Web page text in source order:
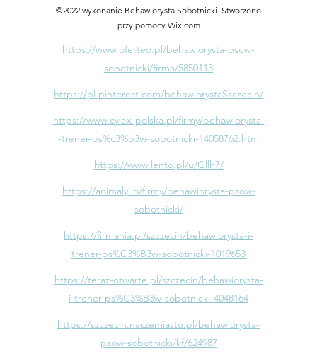
©2022 wykonanie Behawiorysta Sobotnicki. Stworzono
przy pomocy Wix.com
https://www.oferteo.pl/behawiorysta-psow-
sobotnicki/firma/5850113
https://pl.pinterest.com/behawiorystaSzczecin/
https://www.cylex-polska.pl/firmy/behawiorysta-
i-trener-ps%c3%b3w-sobotnicki-14058762.html
https://www.lento.pl/u/Gllh7/
https://animaly.io/firmy/behawiorysta-psow-
sobotnicki/
https://firmania.pl/szczecin/behawiorysta-i-
trener-ps%C3%B3w-sobotnicki-1019653
https://teraz-otwarte.pl/szczecin/behawiorysta-
i-trener-ps%C3%B3w-sobotnicki-4048164
https://szczecin.naszemiasto.pl/behawiorysta-
psow-sobotnicki/kf/624987